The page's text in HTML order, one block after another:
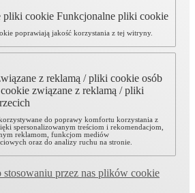
pliki cookie Funkcjonalne pliki cookie
poprawiają jakość korzystania z tej witryny.
z reklamą / pliki cookie osób
związane z reklamą / pliki
do poprawy komfortu korzystania z
spersonalizowanym treściom i rekomendacjom,
reklamom, funkcjom mediów
oraz do analizy ruchu na stronie.
przez nas plików cookie